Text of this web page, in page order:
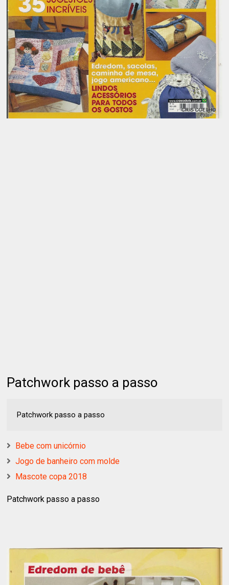
Patchwork passo a passo
Patchwork passo a passo
Bebe com unicórnio
Jogo de banheiro com molde
Mascote copa 2018
Patchwork passo a passo